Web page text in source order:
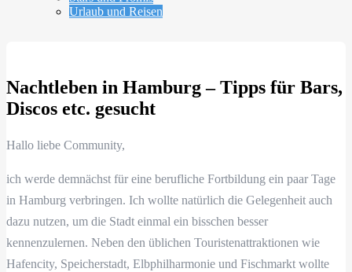
Urlaub und Reisen
Nachtleben in Hamburg – Tipps für Bars,
Discos etc. gesucht
Hallo liebe Community,
ich werde demnächst für eine berufliche Fortbildung ein paar Tage
in Hamburg verbringen. Ich wollte natürlich die Gelegenheit auch
dazu nutzen, um die Stadt einmal ein bisschen besser
kennenzulernen. Neben den üblichen Touristenattraktionen wie
Hafencity, Speicherstadt, Elbphilharmonie und Fischmarkt wollte